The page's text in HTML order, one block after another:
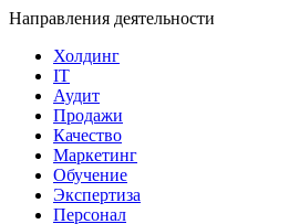
Направления деятельности
Холдинг
IT
Аудит
Продажи
Качество
Маркетинг
Обучение
Экспертиза
Персонал